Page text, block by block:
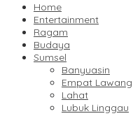
Home
Entertainment
Ragam
Budaya
Sumsel
Banyuasin
Empat Lawang
Lahat
Lubuk Linggau